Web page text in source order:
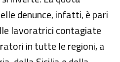
denunce, infatti, è pari
lavoratrici contagiate
in tutte le regioni, a